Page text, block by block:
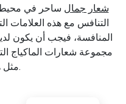
شعار جمال ساحر في محيطك
التنافس مع هذه العلامات
المنافسة، فيجب أن يكون
مجموعة شعارات الماكياج
مثل هذا الشعار.